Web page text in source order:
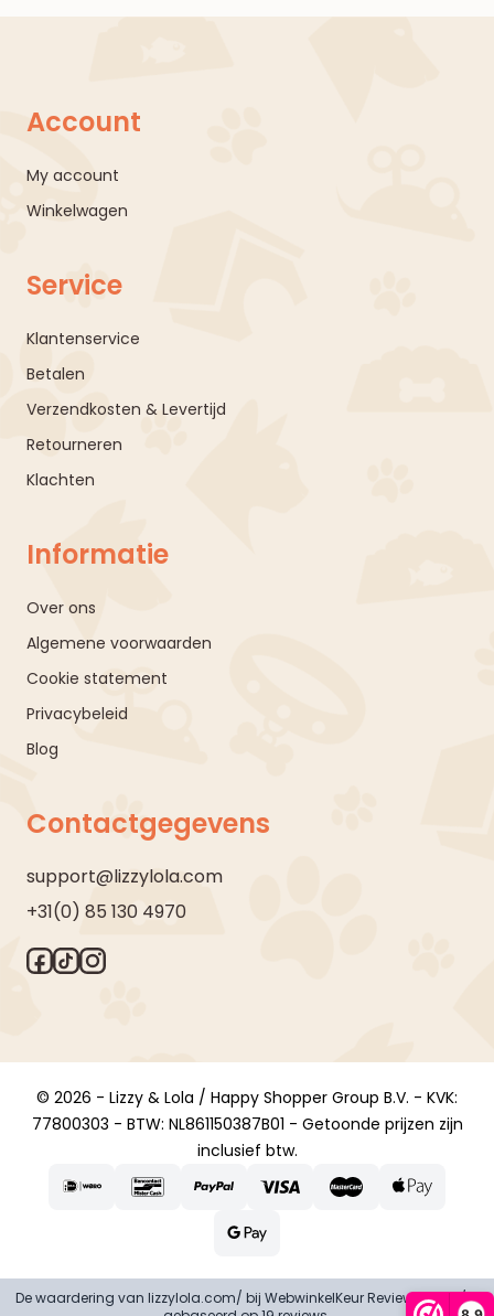
Account
My account
Winkelwagen
Service
Klantenservice
Betalen
Verzendkosten & Levertijd
Retourneren
Klachten
Informatie
Over ons
Algemene voorwaarden
Cookie statement
Privacybeleid
Blog
Contactgegevens
support@lizzylola.com
+31(0) 85 130 4970
© 2026 - Lizzy & Lola / Happy Shopper Group B.V. - KVK:
77800303 - BTW: NL861150387B01 - Getoonde prijzen zijn
inclusief btw.
De waardering van lizzylola.com/ bij WebwinkelKeur Reviewsis 8.9/10